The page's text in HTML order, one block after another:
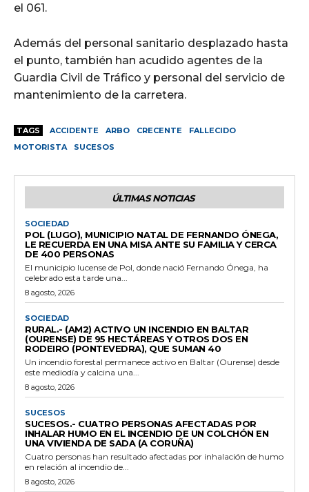
el 061.
Además del personal sanitario desplazado hasta
el punto, también han acudido agentes de la
Guardia Civil de Tráfico y personal del servicio de
mantenimiento de la carretera.
TAGS ACCIDENTE ARBO CRECENTE
FALLECIDO
MOTORISTA
SUCESOS
ÚLTIMAS NOTICIAS
SOCIEDAD
POL (LUGO), MUNICIPIO NATAL DE FERNANDO ÓNEGA,
LE RECUERDA EN UNA MISA ANTE SU FAMILIA Y CERCA
DE 400 PERSONAS
El municipio lucense de Pol, donde nació Fernando Ónega, ha
celebrado esta tarde una...
8 agosto, 2026
SOCIEDAD
RURAL.- (AM2) ACTIVO UN INCENDIO EN BALTAR
(OURENSE) DE 95 HECTÁREAS Y OTROS DOS EN
RODEIRO (PONTEVEDRA), QUE SUMAN 40
Un incendio forestal permanece activo en Baltar (Ourense) desde
este mediodía y calcina una...
8 agosto, 2026
SUCESOS
SUCESOS.- CUATRO PERSONAS AFECTADAS POR
INHALAR HUMO EN EL INCENDIO DE UN COLCHÓN EN
UNA VIVIENDA DE SADA (A CORUÑA)
Cuatro personas han resultado afectadas por inhalación de humo
en relación al incendio de...
8 agosto, 2026